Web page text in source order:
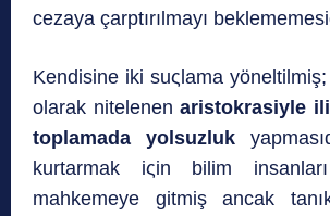
cezaya çarptırılmayı
Kendisine iki suςlama yöneltilmiş;
olarak nitelenenaristokrasiyle
toplamada yolsuzluk
kurtarmak iςin bilim
mahkemeye gitmiş ancak